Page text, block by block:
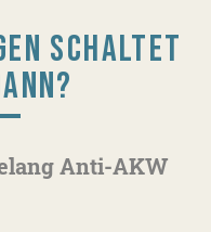
SCHALTET
Anti-AKW